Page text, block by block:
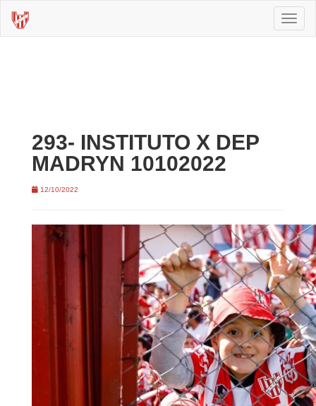
293- INSTITUTO X DEP
MADRYN 10102022
12/10/2022